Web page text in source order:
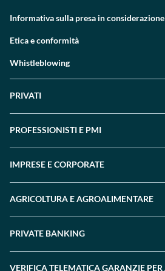
Informativa sulla presa in
Etica e conformità
Whistleblowing
PRIVATI
PROFESSIONISTI E PMI
IMPRESE E CORPORATE
AGRICOLTURA E AGROALIMENTARE
PRIVATE BANKING
VERIFICA TELEMATICA GARANZIE PER